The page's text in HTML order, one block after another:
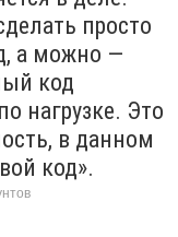
просто
а можно —
код
нагрузке. Это
в данном
код».